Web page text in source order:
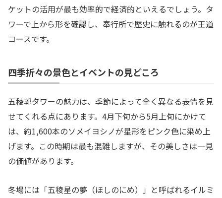
ケットの活用が最も効率的で経済的といえるでしょう。タ
ワーで上から形を確認し、奉行所で歴史に触れるのが王道
コースです。
四季折々の景色とイベントの見どころ
五稜郭タワーの魅力は、季節によって全く異なる表情を見
せてくれる点にあります。4月下旬から5月上旬にかけて
は、約1,600本のソメイヨシノが星形をピンク色に染め上
げます。この時期は最も混雑しますが、その美しさは一見
の価値があります。
冬場には「五稜星の夢（ほしのにめ）」と呼ばれるイルミ